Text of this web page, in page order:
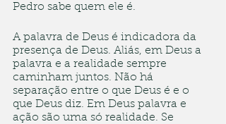
Pedro sabe quem ele é.
A palavra de Deus é indicadora da
presença de Deus. Aliás, em Deus a
palavra e a realidade sempre
caminham juntos. Não há
separação entre o que Deus é e o
que Deus diz. Em Deus palavra e
ação são uma só realidade. Se